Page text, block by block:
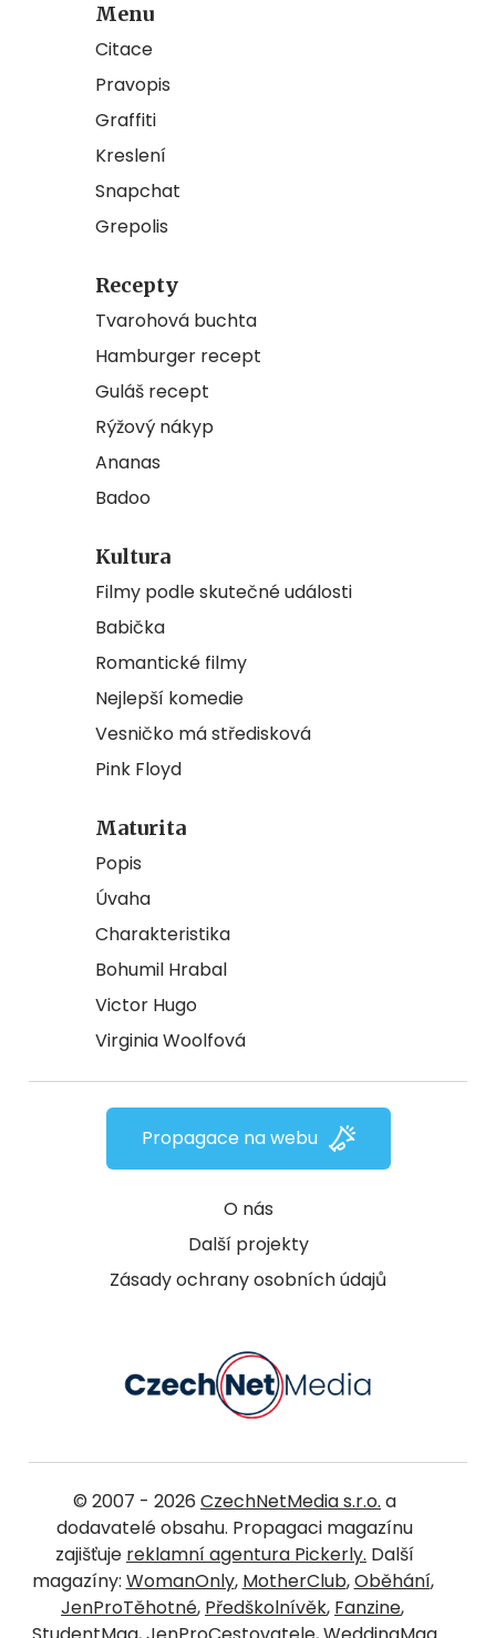
Menu
Citace
Pravopis
Graffiti
Kreslení
Snapchat
Grepolis
Recepty
Tvarohová buchta
Hamburger recept
Guláš recept
Rýžový nákyp
Ananas
Badoo
Kultura
Filmy podle skutečné události
Babička
Romantické filmy
Nejlepší komedie
Vesničko má středisková
Pink Floyd
Maturita
Popis
Úvaha
Charakteristika
Bohumil Hrabal
Victor Hugo
Virginia Woolfová
O nás
Další projekty
Zásady ochrany osobních údajů
Propagace na webu
© 2007 - 2026 CzechNetMedia s.r.o. a
dodavatelé obsahu. Propagaci magazínu
zajišťuje reklamní agentura Pickerly. Další
magazíny: WomanOnly, MotherClub,Oběhání,
JenProTěhotné, Předškolnívěk, Fanzine,